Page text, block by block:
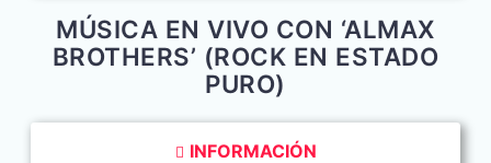
MÚSICA EN VIVO CON ‘ALMAX
BROTHERS’ (ROCK EN ESTADO
PURO)
INFORMACIÓN